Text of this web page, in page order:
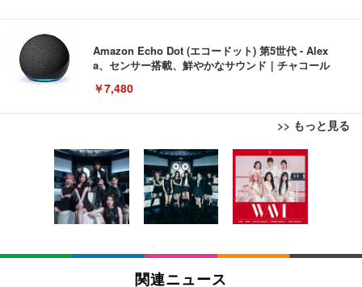
Amazon Echo Dot (エコードット) 第5世代 - Alex
a、センサー搭載、鮮やかなサウンド｜チャコール
￥7,480
>> もっと見る
[EdoErgo] オフィスチェア 椅子 テレワーク 疲れな
い 跳ね上げ式アームレスト コンパクト 約105度ロッ
キング pc 事務椅子 360度回転 座面昇降 強化ナイロ
ン樹脂ベース 通気性メッシュ 在宅ワーク H-WY01
(黒網+黒枠+黒足)
￥5,699
SIHOO B100 オフィスチェア／デスクチェア メッシ
ュチェア 人間工学 疲れない ブラック
EIZO ビジネス向けプレミアムモニター | FlexScan
EV3240X-WT | 31.5型4K UHD・USB Type-C・ホワ
イト
￥105,595
EIZO ビジネス向けプレミアムモニター | FlexScan
Amazonベーシック ペットシーツ 薄型 レギュラー 1
回使い捨て 無香料 ホワイト 300枚
￥3,373
Amazonベーシック ペットシーツ 厚型 ワイド 42枚
x2袋(84枚) ホワイト(吸収面:ライトブルー)
関連ニュース